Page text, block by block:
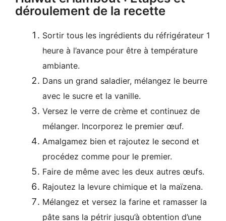
déroulement de la recette
Sortir tous les ingrédients du réfrigérateur 1
heure à l’avance pour être à température
ambiante.
Dans un grand saladier, mélangez le beurre
avec le sucre et la vanille.
Versez le verre de crème et continuez de
mélanger. Incorporez le premier œuf.
Amalgamez bien et rajoutez le second et
procédez comme pour le premier.
Faire de même avec les deux autres œufs.
Rajoutez la levure chimique et la maïzena.
Mélangez et versez la farine et ramasser la
pâte sans la pétrir jusqu’à obtention d’une